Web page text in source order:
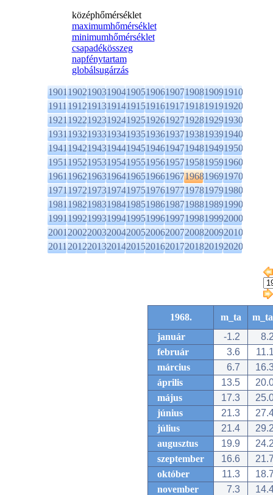
középhőmérséklet
maximumhőmérséklet
minimumhőmérséklet
csapadékösszeg
napfénytartam
globálsugárzás
1901190219031904190519061907190819091910
1911191219131914191519161917191819191920
1921192219231924192519261927192819291930
1931193219331934193519361937193819391940
1941194219431944194519461947194819491950
1951195219531954195519561957195819591960
1961196219631964196519661967196819691970
1971197219731974197519761977197819791980
1981198219831984198519861987198819891990
1991199219931994199519961997199819992000
2001200220032004200520062007200820092010
2011201220132014201520162017201820192020
1968. m_ta
január
-1.2
február
3.6
március
6.7
április
13.5
május
17.3
június
21.3
július
21.4
augusztus
19.9
szeptember
16.6
október
11.3
november
7.3